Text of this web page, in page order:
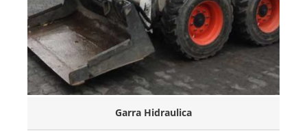
Garra Hidraulica